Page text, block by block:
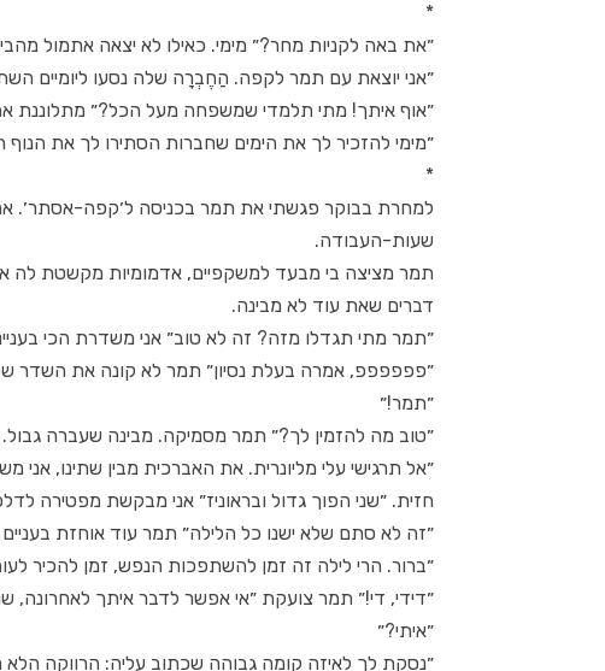
*
״את באה לקניות מחר?״ מימי. כאילו לא יצאה אתמול
״אני יוצאת עם תמר לקפה. הַחֶבְרָה שלה נסעו ליומיים
״אוף איתך! מתי תלמדי שמשפחה מעל הכל?״ מתלוננת
״מימי להזכיר לך את הימים שחברות הסתירו לך את הנוף
*
למחרת בבוקר פגשתי את תמר בכניסה ל׳קפה-אסתר׳.
שעות-העבודה.
תמר מציצה בי מבעד למשקפיים, אדמומיות מקשטת לה
דברים שאת עוד לא מבינה.
״תמר מתי תגדלו מזה? זה לא טוב״ אני משדרת הכי
״פפפפפפ, אמרה בעלת נסיון״ תמר לא קונה את השדר
״תמר!״
״טוב מה להזמין לך?״ תמר מסמיקה. מבינה שעברה גבול.
״אל תרגישי עלי מליונרית. את האברכית מבין שתינו,
חזית. ״שני הפוך גדול ובראוניז״ אני מבקשת מפטירה
״זה לא סתם שלא ישנו כל הלילה״ תמר עוד אוחזת
״ברור. הרי לילה זה זמן להשתפכות הנפש, זמן להכיר
״דידי, די!״ תמר צועקת ״אי אפשר לדבר איתך לאחרונה,
״איתי?״
״נסקת לך לאיזה קומה גבוהה שכתוב עליה: הרווקה הלא